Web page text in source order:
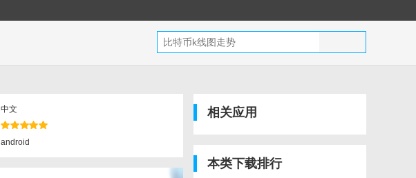
中文
android
相关应用
本类下载排行